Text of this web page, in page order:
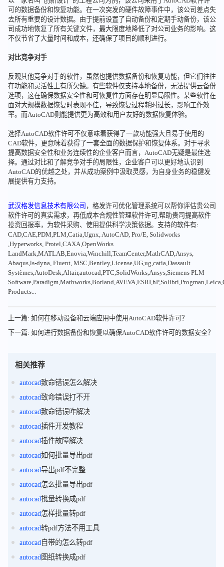
可的数据备份和恢复功能。在一次突发的硬件故障事件中，该公司差点失
去所有重要的设计数据。由于提前设置了自动备份和定期手动备份，该公
司成功地恢复了所有关键文件，最大限度地降低了对公司业务的影响。这
不仅节省了大量时间和成本，还确保了项目的顺利进行。
对比竞争对手
反观其他竞争对手的软件，虽然也提供数据备份和恢复功能，但它们往往
在功能和灵活性上有所欠缺。有些软件仅支持本地备份，无法提供云备份
选项，这在确保数据安全性和可恢复性方面存在明显局限性。某些软件在
面对大规模数据恢复时表现不佳，导致恢复过程耗时过长，影响工作效
率。而AutoCAD则能提供更为高效和用户友好的数据恢复体验。
选择AutoCAD软件许可不仅意味着获得了一款功能强大且易于使用的
CAD软件，更意味着获得了一套全面的数据保护和恢复体系。对于寻求
提高数据安全性和业务连续性的企业客户而言，AutoCAD无疑是最佳选
择。通过对比和了解竞争对手的局限性，企业客户可以更好地认识到
AutoCAD的优越之处，并从成功案例中汲取灵感，为自身业务的稳健发
展提供有力支持。
武汉格发信息技术有限公司 ，格发许可优化管理系统可以帮你评估贵公司
软件许可的真实需求，再低成本合规性管理软件许可,帮助贵司提高软件
投资回报率，为软件采购、使用提供科学决策依据。支持的软件有:
CAD,CAE,PDM,PLM,Catia,Ugnx, AutoCAD, Pro/E, Solidworks
,Hyperworks, Protel,CAXA,OpenWorks
LandMark,MATLAB,Enovia,Winchill,TeamCenter,MathCAD,Ansys,
Abaqus,ls-dyna, Fluent, MSC,Bentley,License,UG,ug,catia,Dassault
Systèmes,AutoDesk,Altair,autocad,PTC,SolidWorks,Ansys,Siemens PLM
Products...
上一篇: 如何在移动设备和云端应用中使用AutoCAD软件许可？
下一篇: 如何进行数据备份和恢复以确保AutoCAD软件许可的数据安全？
相关推荐
autocad致命错误怎么解决
autocad致命错误打不开
autocad致命错误咋解决
autocad插件开发教程
autocad插件故障解决
autocad如何批量导出pdf
autocad导出pdf不完整
autocad怎么批量导出pdf
autocad批量转换成pdf
autocad怎样批量转pdf
autocad转pdf方法不用工具
autocad自带的怎么转pdf
autocad图纸转换成pdf